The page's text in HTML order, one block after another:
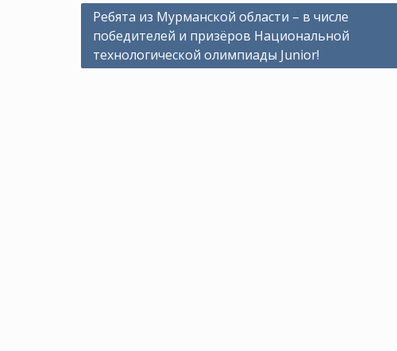
Навигация
по
записям
Ребята из Мурманской области – в числе
победителей и призёров Национальной
технологической олимпиады Junior!